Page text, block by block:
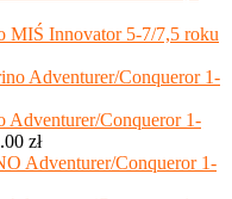
MIŚ Innovator 5-7/7,5 roku
Adventurer/Conqueror 1-
zł